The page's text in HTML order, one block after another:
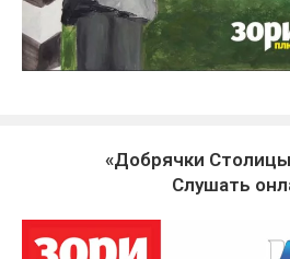
«Добрячки
Слушать